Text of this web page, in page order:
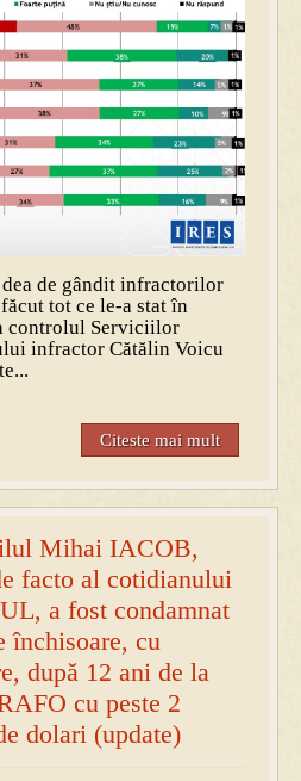
de gândit infractorilor
tot ce le-a stat în
controlul Serviciilor
infractor Cătălin Voicu
Citeste mai mult
Mihai IACOB,
facto al cotidianului
a fost condamnat
închisoare, cu
după 12 ani de la
cu peste 2
dolari (update)